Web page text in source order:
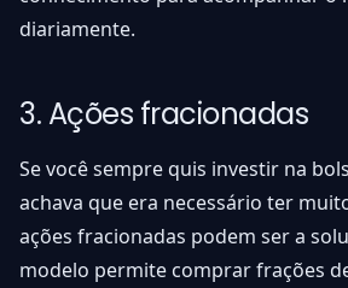
diariamente.
3. Ações fracionadas
Se você sempre quis investir na
achava que era necessário ter
ações fracionadas podem ser a
modelo permite comprar frações